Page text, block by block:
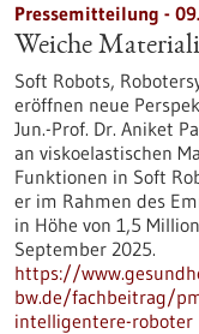
Pressemitteilung -
Weiche
Soft Robots,
eröffnen neue
Jun.-Prof. Dr. Aniket
an viskoelastischen
Funktionen in Soft
er im Rahmen des
in Höhe von 1,5
September 2025.
https://
bw.de/fachbeitrag/
intelligentere-roboter